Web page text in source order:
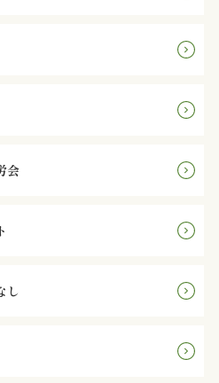
会
し